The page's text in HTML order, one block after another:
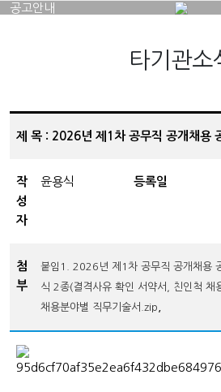
공고안내
타기관소
제 목 : 2026년 제1차 공무직 공개채용
작
성
자
윤용식 등록일
첨
부
붙임1. 2026년 제1차 공무직 공개채용
식 2종(결격사유 확인 서약서, 친인척 채
채용분야별 직무기술서.zip